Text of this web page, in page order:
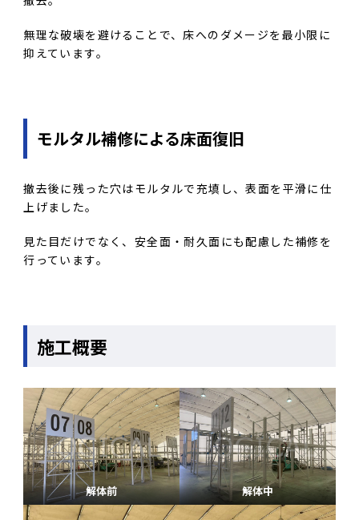
無理な破壊を避けることで、床へのダメージを最小限に
抑えています。
モルタル補修による床面復旧
撤去後に残った穴はモルタルで充填し、表面を平滑に仕
上げました。
見た目だけでなく、安全面・耐久面にも配慮した補修を
行っています。
施工概要
解体前 解体中